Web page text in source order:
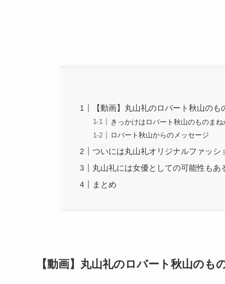
【動画】丸山礼のロバート秋山の
きっかけはロバート秋山のものまね
ロバート秋山からのメッセージ
ついには丸山礼オリジナルファッシ
丸山礼には女優としての可能性もあ
まとめ
【動画】丸山礼のロバート秋山のも